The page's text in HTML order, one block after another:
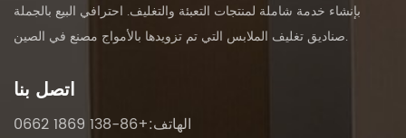
بإنشاء خدمة شاملة لمنتجات التعبئة والتغليف. احترافي البيع بالجملة
صناديق تغليف الملابس التي تم تزويدها بالأمواج مصنع في الصين.
اتصل بنا
الهاتف:+86-138 1869 0662